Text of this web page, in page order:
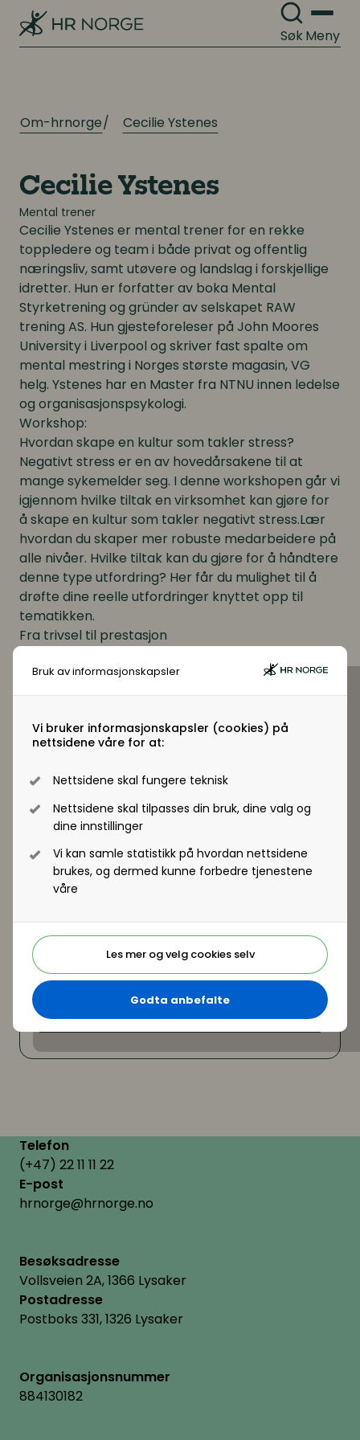
Bruk av informasjonskapsler
Vi bruker informasjonskapsler (cookies) på
nettsidene våre for at:
Nettsidene skal fungere teknisk
Nettsidene skal tilpasses din bruk, dine valg og
dine innstillinger
Vi kan samle statistikk på hvordan nettsidene
brukes, og dermed kunne forbedre tjenestene
våre
Les mer og velg cookies selv
Godta anbefalte
SøkMeny
Om-hrnorge Cecilie Ystenes
Cecilie Ystenes
Mental trener
Cecilie Ystenes er mental trener for en rekke
toppledere og team i både privat og offentlig
næringsliv, samt utøvere og landslag i forskjellige
idretter. Hun er forfatter av boka Mental
Styrketrening og gründer av selskapet RAW
trening AS. Hun gjesteforeleser på John Moores
University i Liverpool og skriver fast spalte om
mental mestring i Norges største magasin, VG
helg. Ystenes har en Master fra NTNU innen ledelse
og organisasjonspsykologi.
Workshop:
Hvordan skape en kultur som takler stress?
Negativt stress er en av hovedårsakene til at
mange sykemelder seg. I denne workshopen går vi
igjennom hvilke tiltak en virksomhet kan gjøre for
å skape en kultur som takler negativt stress.Lær
hvordan du skaper mer robuste medarbeidere på
alle nivåer. Hvilke tiltak kan du gjøre for å håndtere
denne type utfordring? Her får du mulighet til å
drøfte dine reelle utfordringer knyttet opp til
tematikken.
Fra trivsel til prestasjon
adferdsmønstre i team?
Hva kjennetegner de beste lederne og teamene?
hva, gruppa eller lederen?
Hva er god kommunikasjon og
Telefon
(+47) 22 11 11 22
E-post
hrnorge@hrnorge.no
Besøksadresse
Vollsveien 2A, 1366 Lysaker
Postadresse
Postboks 331, 1326 Lysaker
Organisasjonsnummer
884130182